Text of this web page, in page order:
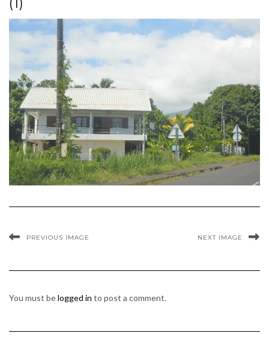
(1)
PREVIOUS IMAGE NEXT IMAGE
You must belogged in to post a comment.